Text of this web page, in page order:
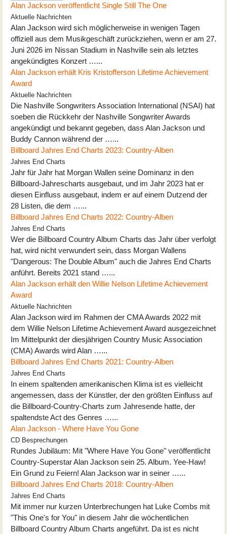
Alan Jackson veröffentlicht Single Still The One
Aktuelle Nachrichten
Alan Jackson wird sich möglicherweise in wenigen Tagen
offiziell aus dem Musikgeschäft zurückziehen, wenn er am 27.
Juni 2026 im Nissan Stadium in Nashville sein als letztes
angekündigtes Konzert …...
Alan Jackson erhält Kris Kristofferson Lifetime Achievement
Award
Aktuelle Nachrichten
Die Nashville Songwriters Association International (NSAI) hat
soeben die Rückkehr der Nashville Songwriter Awards
angekündigt und bekannt gegeben, dass Alan Jackson und
Buddy Cannon während der …...
Billboard Jahres End Charts 2023: Country-Alben
Jahres End Charts
Jahr für Jahr hat Morgan Wallen seine Dominanz in den
Billboard-Jahrescharts ausgebaut, und im Jahr 2023 hat er
diesen Einfluss ausgebaut, indem er auf einem Dutzend der
28 Listen, die dem …...
Billboard Jahres End Charts 2022: Country-Alben
Jahres End Charts
Wer die Billboard Country Album Charts das Jahr über verfolgt
hat, wird nicht verwundert sein, dass Morgan Wallens
"Dangerous: The Double Album" auch die Jahres End Charts
anführt. Bereits 2021 stand …...
Alan Jackson erhält den Willie Nelson Lifetime Achievement
Award
Aktuelle Nachrichten
Alan Jackson wird im Rahmen der CMA Awards 2022 mit
dem Willie Nelson Lifetime Achievement Award ausgezeichnet
Im Mittelpunkt der diesjährigen Country Music Association
(CMA) Awards wird Alan …...
Billboard Jahres End Charts 2021: Country-Alben
Jahres End Charts
In einem spaltenden amerikanischen Klima ist es vielleicht
angemessen, dass der Künstler, der den größten Einfluss auf
die Billboard-Country-Charts zum Jahresende hatte, der
spaltendste Act des Genres …...
Alan Jackson - Where Have You Gone
CD Besprechungen
Rundes Jubiläum: Mit "Where Have You Gone" veröffentlicht
Country-Superstar Alan Jackson sein 25. Album. Yee-Haw!
Ein Grund zu Feiern! Alan Jackson war in seiner …...
Billboard Jahres End Charts 2018: Country-Alben
Jahres End Charts
Mit immer nur kurzen Unterbrechungen hat Luke Combs mit
"This One's for You" in diesem Jahr die wöchentlichen
Billboard Country Album Charts angeführt. Da ist es nicht